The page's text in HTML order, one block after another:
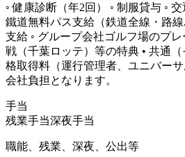
◦ 健康診断（年2回） ◦ 制服貸与 ◦
鐵道無料パス支給（鉄道全線・路
支給 ◦ グループ会社ゴルフ場のプ
戦（千葉ロッテ）等の特典 • 共通
格取得料（運行管理者、ユニバー
会社負担となります。
手当
残業手当深夜手当
職能、残業、深夜、公出等